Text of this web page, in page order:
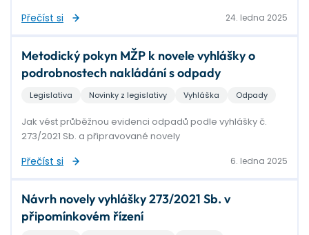
Přečíst si 24. ledna 2025
Metodický pokyn MŽP k novele vyhlášky o
podrobnostech nakládání s odpady
Legislativa Novinky z legislativy Vyhláška Odpady
Jak vést průběžnou evidenci odpadů podle vyhlášky č.
273/2021 Sb. a připravované novely
Přečíst si 6. ledna 2025
Návrh novely vyhlášky 273/2021 Sb. v
připomínkovém řízení